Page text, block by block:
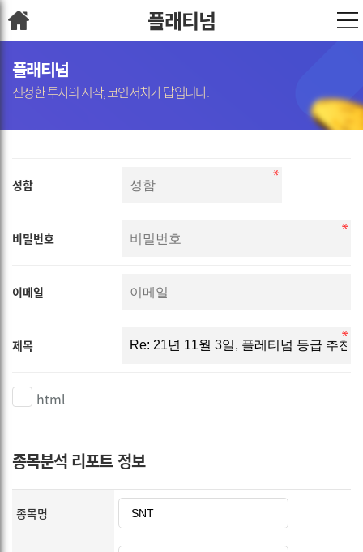
플래티넘
플래티넘
진정한 투자의 시작, 코인서치가 답입니다.
성함
비밀번호
이메일
제목
html
종목분석 리포트 정보
종목명